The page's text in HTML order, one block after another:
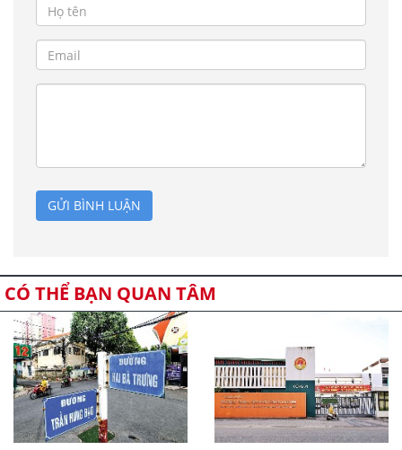
GỬI BÌNH LUẬN
CÓ THỂ BẠN QUAN TÂM